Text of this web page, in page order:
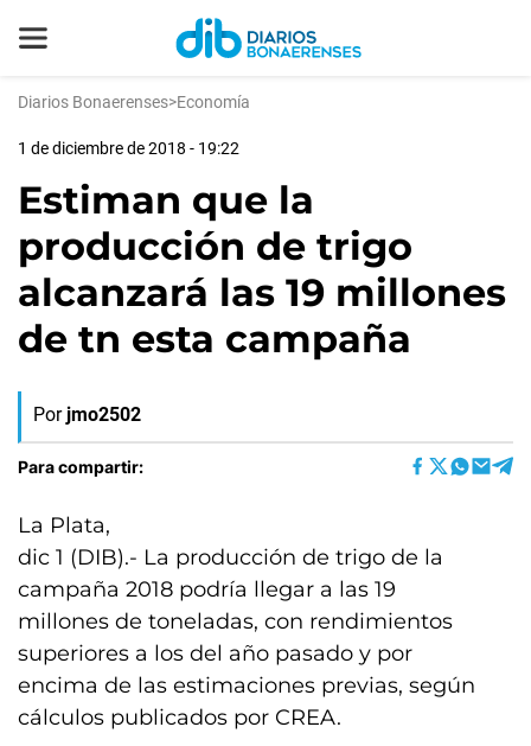
Diarios Bonaerenses>Economía
1 de diciembre de 2018 - 19:22
Estiman que la
producción de trigo
alcanzará las 19 millones
de tn esta campaña
Por jmo2502
Para compartir:
La Plata,
dic 1 (DIB).- La producción de trigo de la
campaña 2018 podría llegar a las 19
millones de toneladas, con rendimientos
superiores a los del año pasado y por
encima de las estimaciones previas, según
cálculos publicados por CREA.